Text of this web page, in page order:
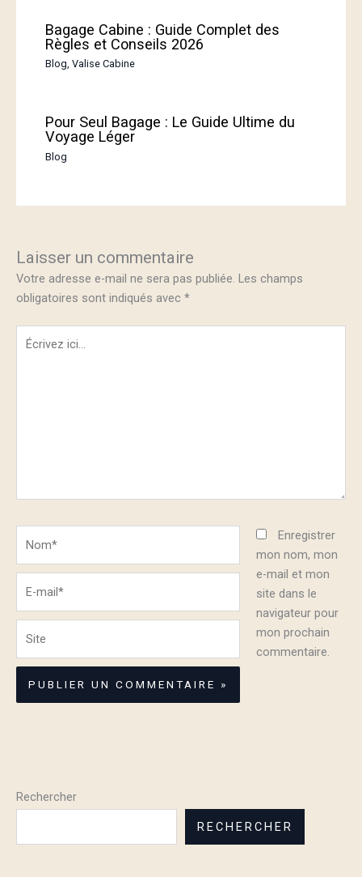
Bagage Cabine : Guide Complet des
Règles et Conseils 2026
Blog,Valise Cabine
Pour Seul Bagage : Le Guide Ultime du
Voyage Léger
Blog
Laisser un commentaire
Votre adresse e-mail ne sera pas publiée. Les champs
obligatoires sont indiqués avec *
Écrivez
mail*
Enregistrer
mon nom, mon
e-mail et mon
site dans le
navigateur pour
mon prochain
commentaire.
Rechercher
RECHERCHER